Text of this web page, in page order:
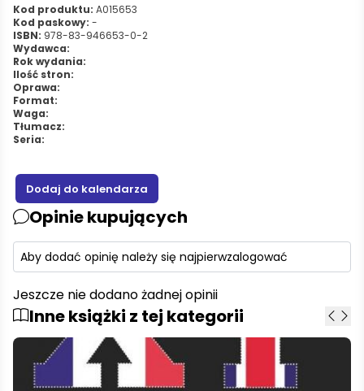
Kod produktu: A015653
Kod paskowy: -
ISBN: 978-83-946653-0-2
Wydawca:
Rok wydania:
Ilość stron:
Oprawa:
Format:
Waga:
Tłumacz:
Seria:
Opinie kupujących
Aby dodać opinię należy się najpierwzalogować
Jeszcze nie dodano żadnej opinii
Inne książki z tej kategorii